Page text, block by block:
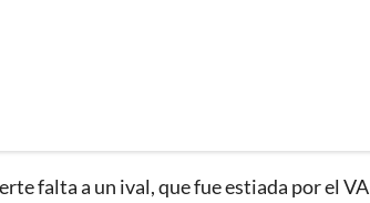
falta a un ival, que fue estiada por el